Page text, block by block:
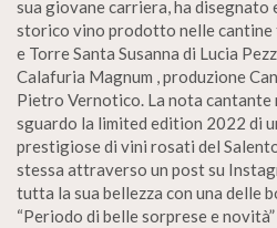
sua giovane carriera, ha disegnato
storico vino prodotto nelle cantine
e Torre Santa Susanna di Lucia
Calafuria Magnum , produzione
Pietro Vernotico. La nota
sguardo la limited edition 2022 di
prestigiose di vini rosati del
stessa attraverso un post su
tutta la sua bellezza con una delle
“Periodo di belle sorprese e